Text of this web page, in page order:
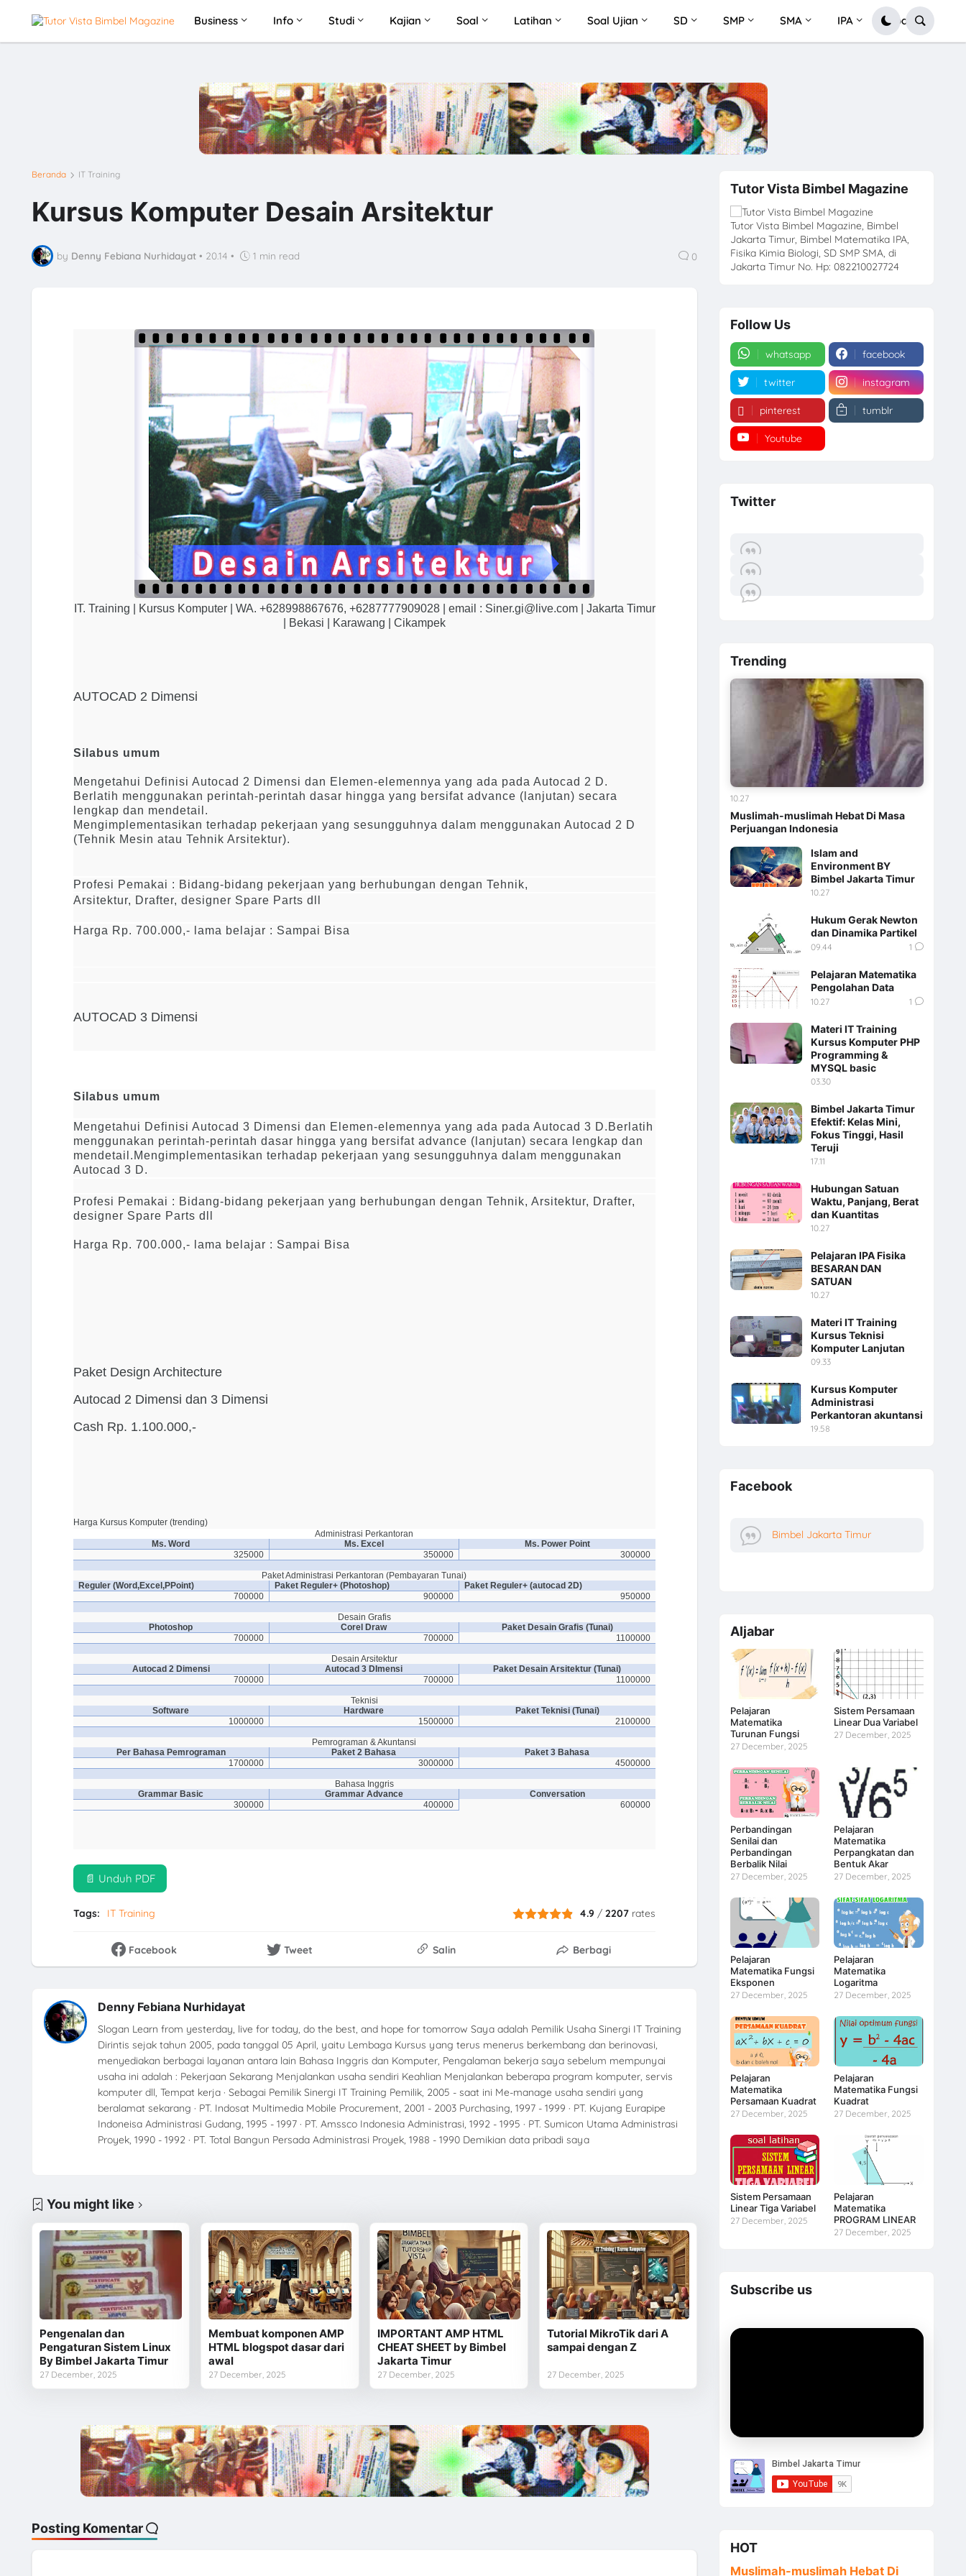
Business Info Studi Kajian Soal Latihan Soal Ujian SD SMP SMA IPA Soal
Beranda IT Training
Kursus Komputer Desain Arsitektur
by Denny Febiana Nurhidayat • 20.14 • 1 min read 0
IT. Training | Kursus Komputer | WA. +628998867676, +6287777909028 | email : Siner.gi@live.com | Jakarta Timur
| Bekasi | Karawang | Cikampek
AUTOCAD 2 Dimensi
Silabus umum
Mengetahui Definisi Autocad 2 Dimensi dan Elemen-elemennya yang ada pada Autocad 2 D.
Berlatih menggunakan perintah-perintah dasar hingga yang bersifat advance (lanjutan) secara
lengkap dan mendetail.
Mengimplementasikan terhadap pekerjaan yang sesungguhnya dalam menggunakan Autocad 2 D
(Tehnik Mesin atau Tehnik Arsitektur).
Profesi Pemakai : Bidang-bidang pekerjaan yang berhubungan dengan Tehnik,
Arsitektur, Drafter, designer Spare Parts dll
Harga Rp. 700.000,- lama belajar : Sampai Bisa
AUTOCAD 3 Dimensi
Silabus umum
Mengetahui Definisi Autocad 3 Dimensi dan Elemen-elemennya yang ada pada Autocad 3 D.Berlatih
menggunakan perintah-perintah dasar hingga yang bersifat advance (lanjutan) secara lengkap dan
mendetail.Mengimplementasikan terhadap pekerjaan yang sesungguhnya dalam menggunakan
Autocad 3 D.
Profesi Pemakai : Bidang-bidang pekerjaan yang berhubungan dengan Tehnik, Arsitektur, Drafter,
designer Spare Parts dll
Harga Rp. 700.000,- lama belajar : Sampai Bisa
Paket Design Architecture
Autocad 2 Dimensi dan 3 Dimensi
Cash Rp. 1.100.000,-
Harga Kursus Komputer (trending)
Administrasi Perkantoran
Ms. Word
Ms. Excel
Ms. Power Point
325000
350000 300000
Paket Administrasi Perkantoran (Pembayaran Tunai)
Reguler (Word,Excel,PPoint)
Paket Reguler+ (Photoshop)
Paket Reguler+ (autocad 2D)
700000
900000 950000
Desain Grafis
Photoshop
Corel Draw
Paket Desain Grafis (Tunai)
700000
700000 1100000
Desain Arsitektur
Autocad 2 Dimensi
Autocad 3 DImensi
Paket Desain Arsitektur (Tunai)
700000
700000 1100000
Teknisi
Software
Hardware
Paket Teknisi (Tunai)
1000000
1500000 2100000
Pemrograman & Akuntansi
Per Bahasa Pemrograman
Paket 2 Bahasa
Paket 3 Bahasa
1700000
3000000 4500000
Bahasa Inggris
Grammar Basic
Grammar Advance
Conversation
300000
400000 600000
📄 Unduh PDF
Tags: IT Training 4.9 /2207 rates
Facebook Tweet Salin Berbagi
Denny Febiana Nurhidayat
Slogan Learn from yesterday, live for today, do the best, and hope for tomorrow Saya adalah Pemilik Usaha Sinergi IT Training
Dirintis sejak tahun 2005, pada tanggal 05 April, yaitu Lembaga Kursus yang terus menerus berkembang dan berinovasi,
menyediakan berbagai layanan antara lain Bahasa Inggris dan Komputer, Pengalaman bekerja saya sebelum mempunyai
usaha ini adalah : Pekerjaan Sekarang Menjalankan usaha sendiri Keahlian Menjalankan beberapa program komputer, servis
komputer dll, Tempat kerja · Sebagai Pemilik Sinergi IT Training Pemilik, 2005 - saat ini Me-manage usaha sendiri yang
beralamat sekarang · PT. Indosat Multimedia Mobile Procurement, 2001 - 2003 Purchasing, 1997 - 1999 · PT. Kujang Eurapipe
Indoneisa Administrasi Gudang, 1995 - 1997 · PT. Amssco Indonesia Administrasi, 1992 - 1995 · PT. Sumicon Utama Administrasi
Proyek, 1990 - 1992 · PT. Total Bangun Persada Administrasi Proyek, 1988 - 1990 Demikian data pribadi saya
You might like
Pengenalan dan
Pengaturan Sistem Linux
By Bimbel Jakarta Timur
27 December, 2025
Membuat komponen AMP
HTML blogspot dasar dari
awal
27 December, 2025
IMPORTANT AMP HTML
CHEAT SHEET by Bimbel
Jakarta Timur
27 December, 2025
Tutorial MikroTik dari A
sampai dengan Z
27 December, 2025
Posting Komentar
Tutor Vista Bimbel Magazine
Tutor Vista Bimbel Magazine, Bimbel
Jakarta Timur, Bimbel Matematika IPA,
Fisika Kimia Biologi, SD SMP SMA, di
Jakarta Timur No. Hp: 082210027724
Follow Us
whatsapp facebook
twitter instagram
pinterest tumblr
Youtube
Twitter
Trending
Muslimah-muslimah Hebat Di Masa
Perjuangan Indonesia
10.27
Islam and
Environment BY
Bimbel Jakarta Timur
10.27
Hukum Gerak Newton
dan Dinamika Partikel
09.44 1
Pelajaran Matematika
Pengolahan Data
10.27 1
Materi IT Training
Kursus Komputer PHP
Programming &
MYSQL basic
03.30
Bimbel Jakarta Timur
Efektif: Kelas Mini,
Fokus Tinggi, Hasil
Teruji
17.11
Hubungan Satuan
Waktu, Panjang, Berat
dan Kuantitas
10.27
Pelajaran IPA Fisika
BESARAN DAN
SATUAN
10.27
Materi IT Training
Kursus Teknisi
Komputer Lanjutan
09.33
Kursus Komputer
Administrasi
Perkantoran akuntansi
19.58
Facebook
Bimbel Jakarta Timur
Aljabar
Pelajaran
Matematika
Turunan Fungsi
27 December, 2025
Sistem Persamaan
Linear Dua Variabel
27 December, 2025
Perbandingan
Senilai dan
Perbandingan
Berbalik Nilai
27 December, 2025
Pelajaran
Matematika
Perpangkatan dan
Bentuk Akar
27 December, 2025
Pelajaran
Matematika Fungsi
Eksponen
27 December, 2025
Pelajaran
Matematika
Logaritma
27 December, 2025
Pelajaran
Matematika
Persamaan Kuadrat
27 December, 2025
Pelajaran
Matematika Fungsi
Kuadrat
27 December, 2025
Sistem Persamaan
Linear Tiga Variabel
27 December, 2025
Pelajaran
Matematika
PROGRAM LINEAR
27 December, 2025
Subscribe us
HOT
Muslimah-muslimah Hebat Di